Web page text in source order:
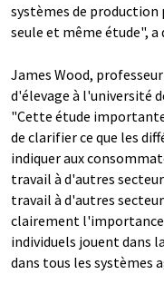
systèmes de production
seule et même étude",
James Wood,
d'élevage à l'université
"Cette étude
de clarifier ce que les
indiquer aux
travail à d'autres
travail à d'autres
clairement l'importance
individuels jouent dans
dans tous les systèmes